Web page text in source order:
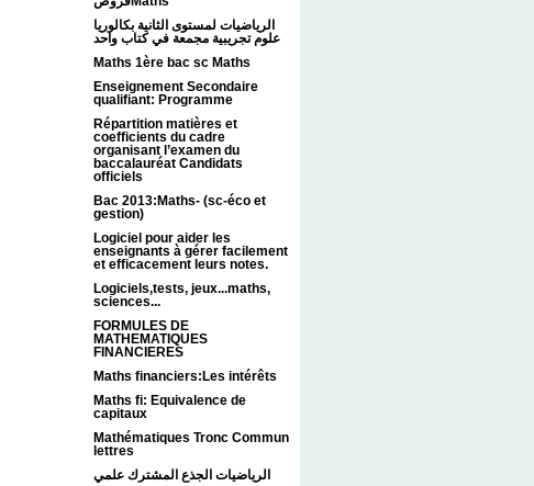
الرياضيات لمستوى الثانية بكالوريا
علوم تجريبية مجمعة في كتاب واحد
Maths 1ère bac sc Maths
Enseignement Secondaire
qualifiant: Programme
Répartition matières et
coefficients du cadre
organisant l’examen du
baccalauréat Candidats
officiels
Bac 2013:Maths- (sc-éco et
gestion)
Logiciel pour aider les
enseignants à gérer facilement
et efficacement leurs notes.
Logiciels,tests, jeux...maths,
sciences...
FORMULES DE
MATHEMATIQUES
FINANCIERES
Maths financiers:Les intérêts
Maths fi: Equivalence de
capitaux
Mathématiques Tronc Commun
lettres
الرياضيات الجذع المشترك علمي